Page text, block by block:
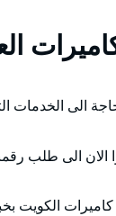
الى الخدمات
الان الى طلب
الكويت